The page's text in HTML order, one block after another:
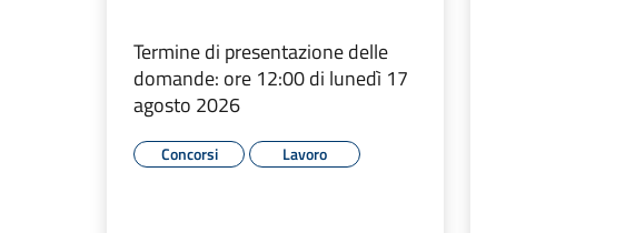
Termine di presentazione delle
domande: ore 12:00 di lunedì 17
agosto 2026
Concorsi Lavoro